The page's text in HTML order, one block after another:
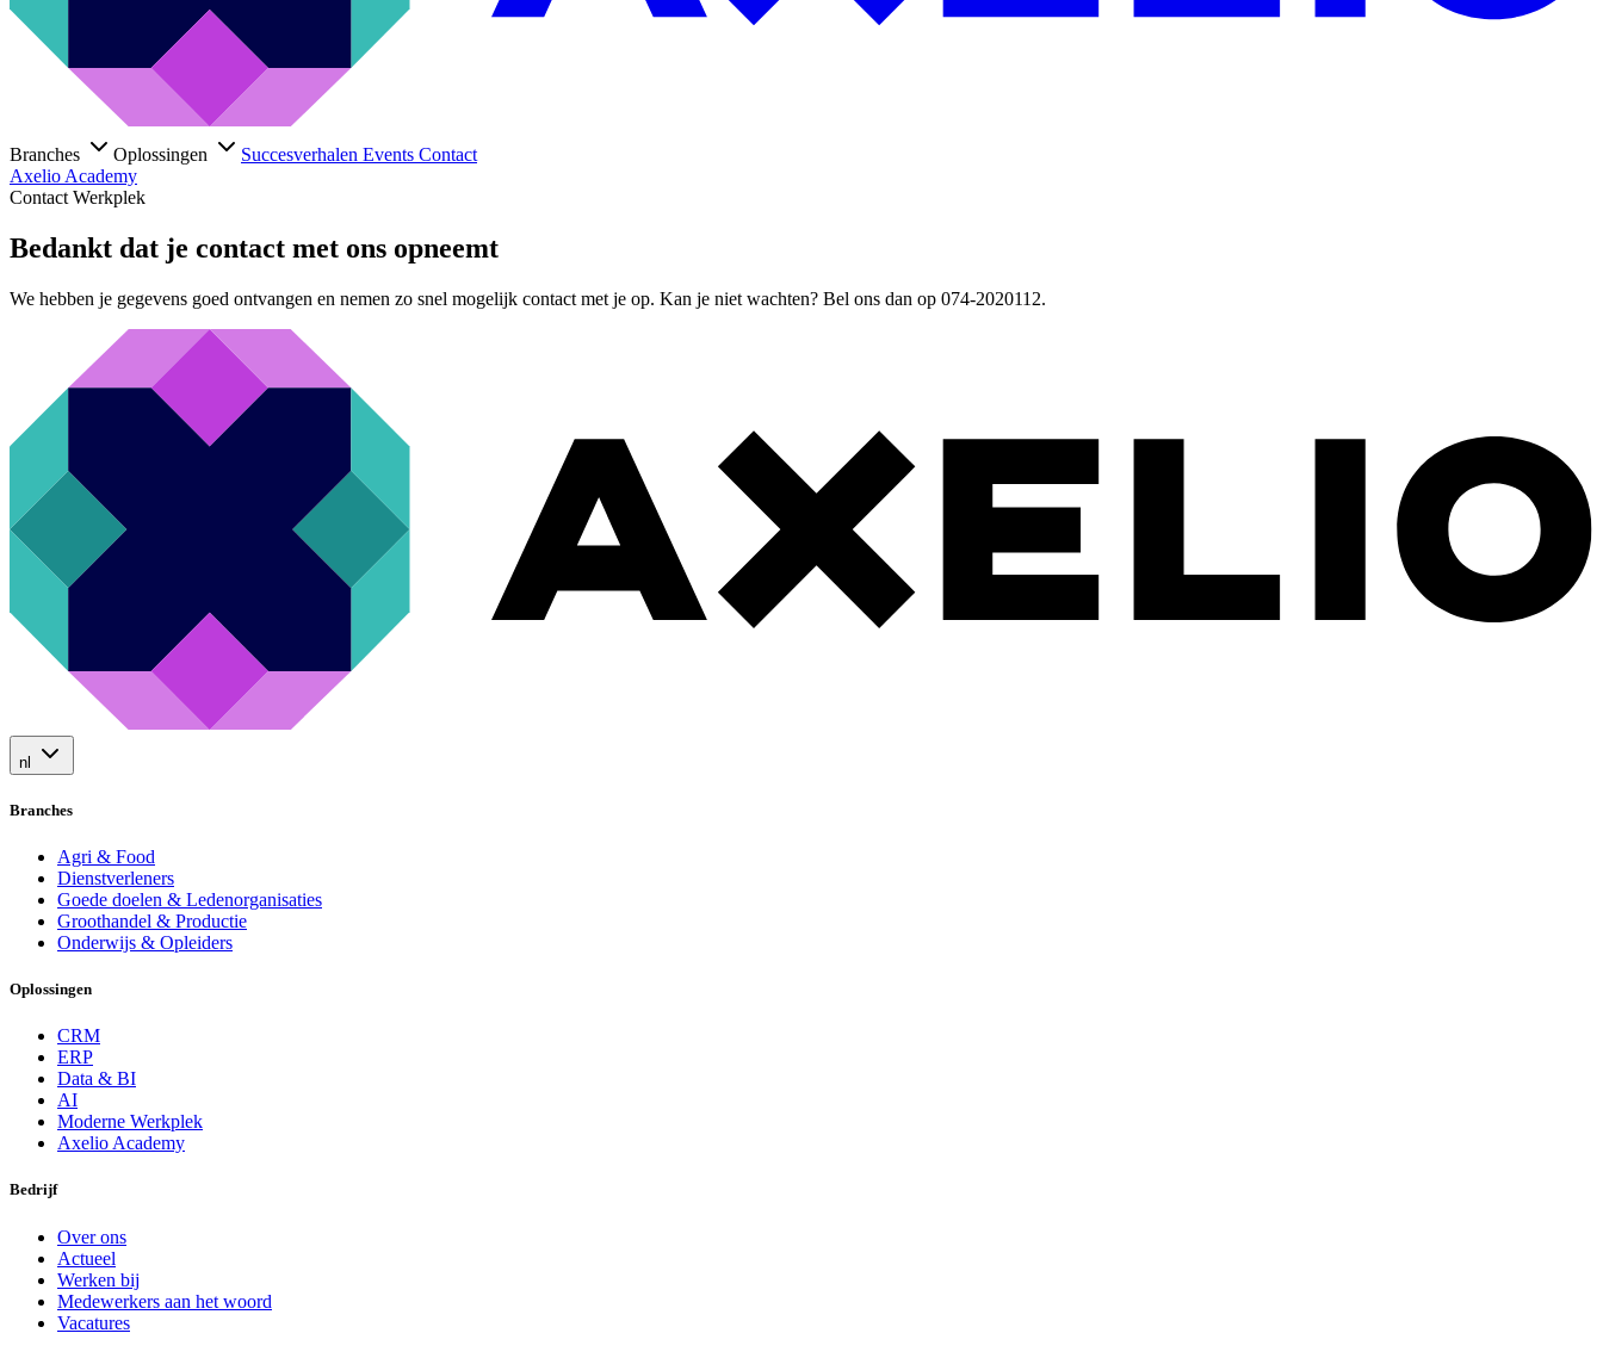
Branches Oplossingen Succesverhalen Events Contact
Axelio Academy
Contact Werkplek
Bedankt dat je contact met ons opneemt
We hebben je gegevens goed ontvangen en nemen zo snel mogelijk contact met je op. Kan je niet wachten? Bel ons dan op 074-2020112.
nl
Branches
Agri & Food
Dienstverleners
Goede doelen & Ledenorganisaties
Groothandel & Productie
Onderwijs & Opleiders
Oplossingen
CRM
ERP
Data & BI
AI
Moderne Werkplek
Axelio Academy
Bedrijf
Over ons
Actueel
Werken bij
Medewerkers aan het woord
Vacatures